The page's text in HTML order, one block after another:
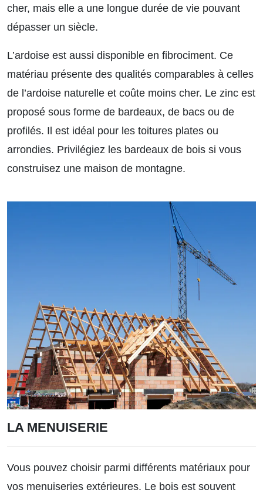
cher, mais elle a une longue durée de vie pouvant
dépasser un siècle.
L’ardoise est aussi disponible en fibrociment. Ce
matériau présente des qualités comparables à celles
de l’ardoise naturelle et coûte moins cher. Le zinc est
proposé sous forme de bardeaux, de bacs ou de
profilés. Il est idéal pour les toitures plates ou
arrondies. Privilégiez les bardeaux de bois si vous
construisez une maison de montagne.
LA MENUISERIE
Vous pouvez choisir parmi différents matériaux pour
vos menuiseries extérieures. Le bois est souvent